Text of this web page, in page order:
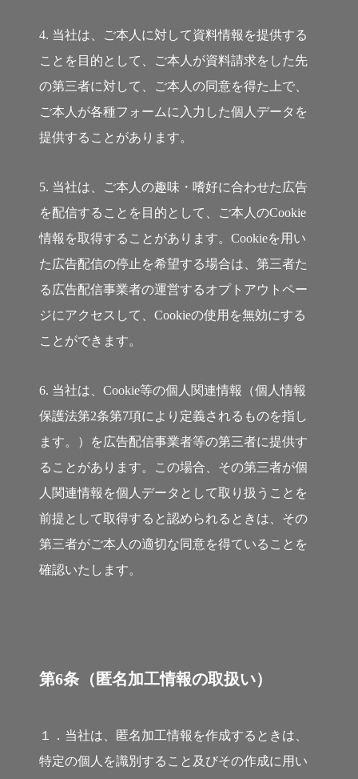
4. 当社は、ご本人に対して資料情報を提供する
ことを目的として、ご本人が資料請求をした先
の第三者に対して、ご本人の同意を得た上で、
ご本人が各種フォームに入力した個人データを
提供することがあります。
5. 当社は、ご本人の趣味・嗜好に合わせた広告
を配信することを目的として、ご本人のCookie
情報を取得することがあります。Cookieを用い
た広告配信の停止を希望する場合は、第三者た
る広告配信事業者の運営するオプトアウトペー
ジにアクセスして、Cookieの使用を無効にする
ことができます。
6. 当社は、Cookie等の個人関連情報（個人情報
保護法第2条第7項により定義されるものを指し
ます。）を広告配信事業者等の第三者に提供す
ることがあります。この場合、その第三者が個
人関連情報を個人データとして取り扱うことを
前提として取得すると認められるときは、その
第三者がご本人の適切な同意を得ていることを
確認いたします。
第6条（匿名加工情報の取扱い）
１．当社は、匿名加工情報を作成するときは、
特定の個人を識別すること及びその作成に用い